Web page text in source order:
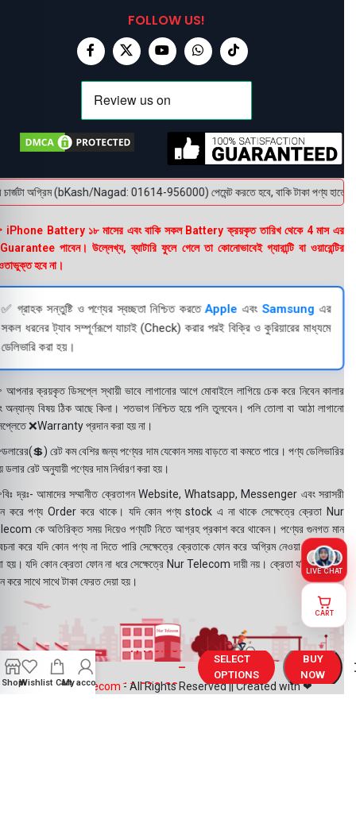
FOLLOW US!
অগ্রিম (bKash/Nagad: 01614-956000) পেমেন্ট করতে হবে, বাকি টাকা পণ্য হাতে
Battery ১৮ মাসের এবং বাকি সকল Battery ক্রয়কৃত তারিখ থেকে 4 মাস এর
পাবেন। উল্লেখ্য, ব্যাটারি ফুলে গেলে তা কোনোভাবেই গ্যারান্টি বা ওয়ারেন্টির
হবে না।
✅ গ্রাহক সন্তুষ্টি ও পণ্যের স্বচ্ছতা নিশ্চিত করতেApple এবংSamsung এর
সকল ধরনের ট্যাব সম্পূর্ণরূপে যাচাই (Check) করার পরই বিক্রি ও কুরিয়ারের মাধ্যমে
ডেলিভারি করা হয়।
ক্রয়কৃত ডিসপ্লে স্থায়ী ভাবে লাগানোর আগে মোবাইলে লাগিয়ে চেক করে নিবেন কালার
অন্যান্য বিষয় ঠিক আছে কিনা। শতভাগ নিশ্চিত হয়ে পলি তুলবেন। পলি তোলা বা আঠা লাগানো
❌Warranty প্রদান করা হয় না।
রেট কম বেশির জন্য পণ্যের দাম যেকোন সময় বাড়তে বা কমতে পারে। পণ্য ডেলিভারির
ডলার রেট অনুযায়ী পণ্যের দাম নির্ধারণ করা হয়।
দ্রঃ- আমাদের সম্মানীত ক্রেতাগন Website, Whatsapp, Messenger এবং সরাসরী
করে পণ্য Order করে থাকে। যদি কোন পণ্য stock এ না থাকে সেক্ষেত্রে ক্রেতা Nur
কে অতিরিক্ত সময় দিয়েও পণ্যটি নিতে আগ্রহ প্রকাশ করে থাকেন। পণ্যের গুনগত মান
করে যদি কোন পণ্য না দিতে পারি সেক্ষেত্রে ক্রেতাকে ফোন করে অগ্রিম নেওয়া টাকা ফেরত
হয়। যদি কোন ক্রেতা ফোন না ধরে সেক্ষেত্রে Nur Telecom দায়ী নয়। ক্রেতা যদি পরবর্তীতে
করে সাথে সাথে টাকা ফেরত দেয়া হয়।
©2025Nur Telecom- All Rights Reserved || Created with ❤
ShopWishlist CartMy account
Realme 14x
Display
Price in
Bangladesh
7,499.00৳
–
11,999.00৳
SELECT
OPTIONS
BUY
NOW
LIVE CHAT
CART